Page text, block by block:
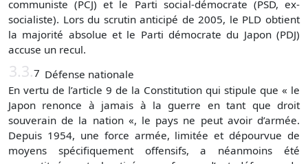
communiste (PCJ) et le Parti social-démocrate (PSD, ex-
socialiste). Lors du scrutin anticipé de 2005, le PLD obtient
la majorité absolue et le Parti démocrate du Japon (PDJ)
accuse un recul.
3.3.7 Défense nationale
En vertu de l’article 9 de la Constitution qui stipule que « le
Japon renonce à jamais à la guerre en tant que droit
souverain de la nation «, le pays ne peut avoir d’armée.
Depuis 1954, une force armée, limitée et dépourvue de
moyens spécifiquement offensifs, a néanmoins été